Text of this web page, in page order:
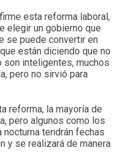
esta reforma laboral,
elegir un gobierno que
se puede convertir en
están diciendo que no
son inteligentes, muchos
pero no sirvió para
reforma, la mayoría de
pero algunos como los
tendrán fechas
y se realizará de manera